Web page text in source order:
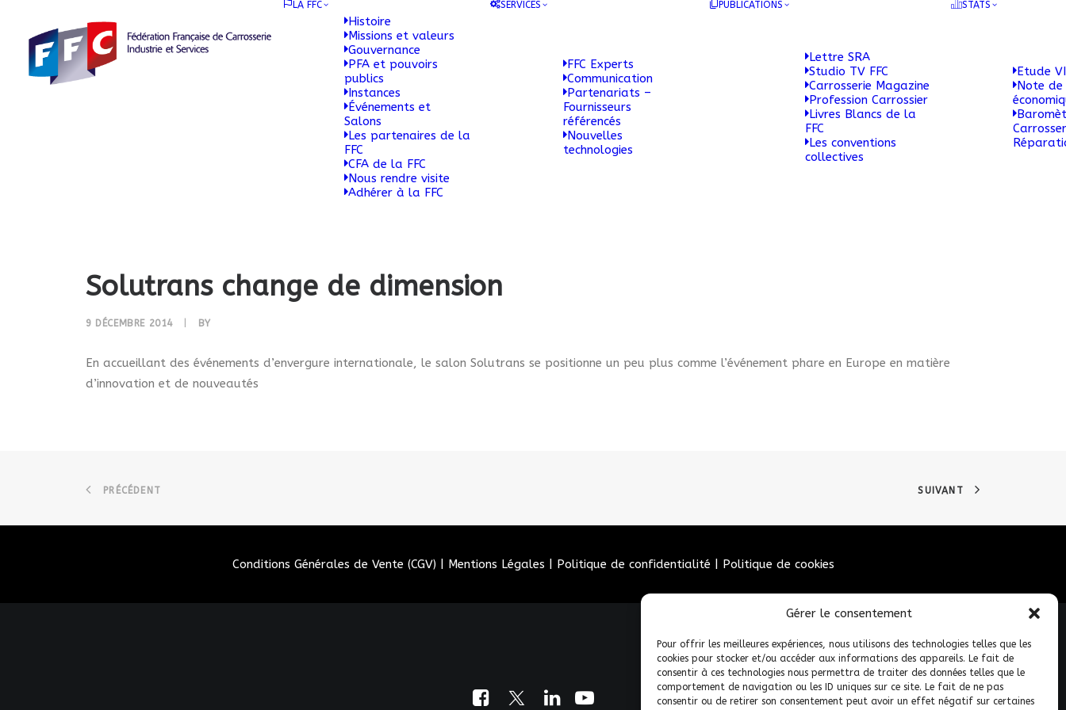
Gérer le consentement
Pour offrir les meilleures expériences, nous utilisons des technologies telles que les
cookies pour stocker et/ou accéder aux informations des appareils. Le fait de
consentir à ces technologies nous permettra de traiter des données telles que le
comportement de navigation ou les ID uniques sur ce site. Le fait de ne pas
consentir ou de retirer son consentement peut avoir un effet négatif sur certaines
LA FFC
Histoire
Missions et valeurs
Gouvernance
PFA et pouvoirs
publics
Instances
Événements et
Salons
Les partenaires de la
FFC
CFA de la FFC
Nous rendre visite
Adhérer à la FFC
SERVICES
FFC Experts
Communication
Partenariats –
Fournisseurs
référencés
Nouvelles
technologies
PUBLICATIONS
Lettre SRA
Studio TV FFC
Carrosserie Magazine
Profession Carrossier
Livres Blancs de la
FFC
Les conventions
collectives
STATS
Etude
Note de
Solutrans change de dimension
9 DÉCEMBRE 2014 BY
En accueillant des événements d’envergure internationale, le salon Solutrans se positionne un peu plus comme l’événement phare en Europe en matière
d’innovation et de nouveautés
PRÉCÉDENT SUIVANT
Conditions Générales de Vente (CGV) Mentions Légales Politique de confidentialité Politique de cookies